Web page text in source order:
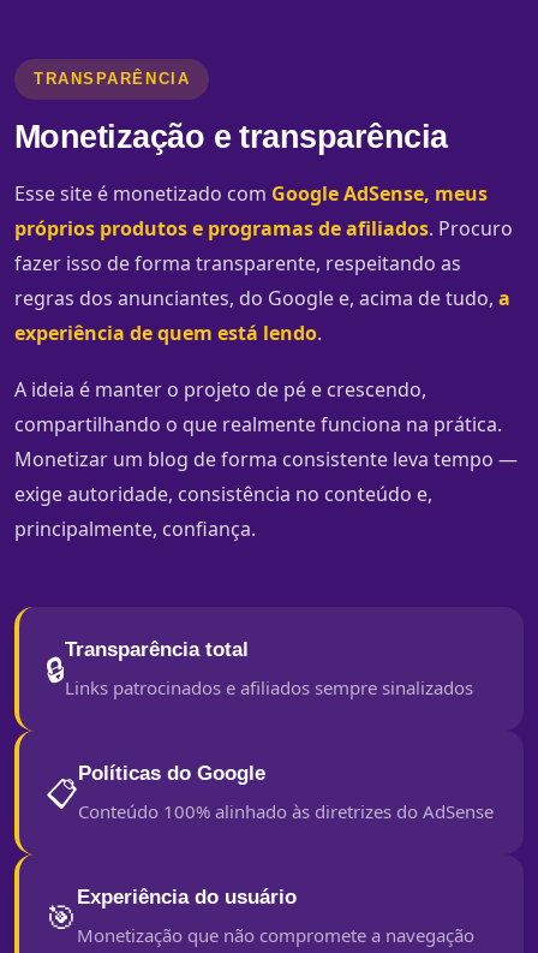
TRANSPARÊNCIA
Monetização e transparência
Esse site é monetizado com Google AdSense, meus
próprios produtos e programas de afiliados. Procuro
fazer isso de forma transparente, respeitando as
regras dos anunciantes, do Google e, acima de tudo, a
experiência de quem está lendo.
A ideia é manter o projeto de pé e crescendo,
compartilhando o que realmente funciona na prática.
Monetizar um blog de forma consistente leva tempo —
exige autoridade, consistência no conteúdo e,
principalmente, confiança.
🔒Transparência total
Links patrocinados e afiliados sempre sinalizados
📋Políticas do Google
Conteúdo 100% alinhado às diretrizes do AdSense
🎯 Experiência do usuário
Monetização que não compromete a navegação